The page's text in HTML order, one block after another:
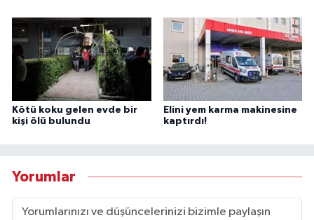
Kötü koku gelen evde bir
kişi ölü bulundu
Elini yem karma makinesine
kaptırdı!
Yorumlar